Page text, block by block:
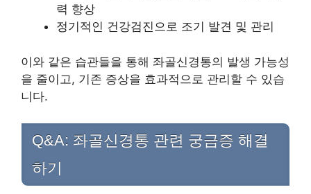
력 향상
정기적인 건강검진으로 조기 발견 및 관리
이와 같은 습관들을 통해 좌골신경통의 발생 가능성
을 줄이고, 기존 증상을 효과적으로 관리할 수 있습
니다.
Q&A: 좌골신경통 관련 궁금증 해결
하기